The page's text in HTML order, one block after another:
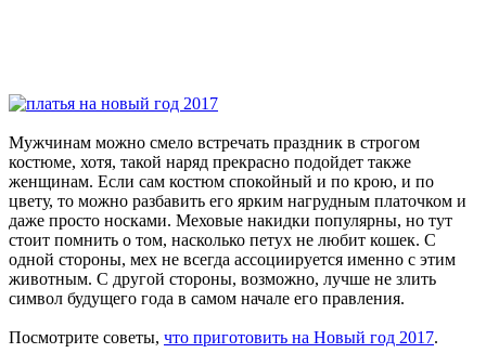
Мужчинам можно смело встречать праздник в строгом
костюме, хотя, такой наряд прекрасно подойдет также
женщинам. Если сам костюм спокойный и по крою, и по
цвету, то можно разбавить его ярким нагрудным платочком и
даже просто носками. Меховые накидки популярны, но тут
стоит помнить о том, насколько петух не любит кошек. С
одной стороны, мех не всегда ассоциируется именно с этим
животным. С другой стороны, возможно, лучше не злить
символ будущего года в самом начале его правления.
Посмотрите советы, что приготовить на Новый год 2017.